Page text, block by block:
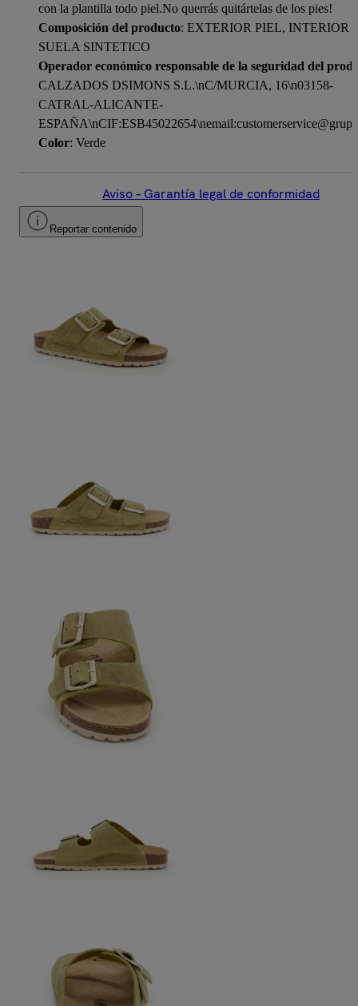
con la plantilla todo piel.No querrás quitártelas de los pies!
Composición del producto: EXTERIOR PIEL, INTERIOR
SUELA SINTETICO
Operador económico responsable de la seguridad del
CALZADOS DSIMONS S.L.\nC/MURCIA, 16\n03158-
CATRAL-ALICANTE-
Color: Verde
Aviso – Garantía legal de conformidad
Reportar contenido